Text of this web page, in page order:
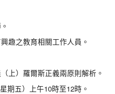
趣之教育相關工作人員。
上）羅爾斯正義兩原則解析。
期五）上午10時至12時。